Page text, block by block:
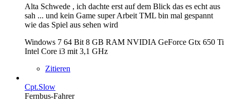
Alta Schwede , ich dachte erst auf dem Blick das es echt aus
sah ... und kein Game super Arbeit TML bin mal gespannt
wie das Spiel aus sehen wird
Windows 7 64 Bit 8 GB RAM NVIDIA GeForce Gtx 650 Ti
Intel Core i3 mit 3,1 GHz
Zitieren
Cpt.Slow
Fernbus-Fahrer